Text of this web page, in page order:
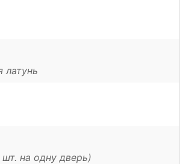
латунь
на одну дверь)